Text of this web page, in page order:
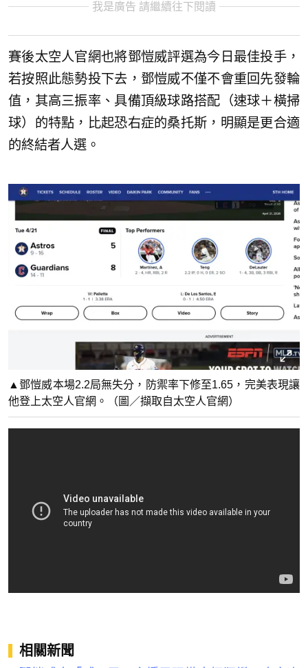
我是廣告 請繼續往下閱讀
賽後太空人官網也將鄧愷威評選為今日最佳投手，
若按照此態勢投下去，鄧愷威不僅不會重回先發輪
值，其高三振率、具備頂級球路搭配（速球＋橫掃
球）的特點，比起恐右症的桑托斯，明顯是更合適
的終結者人選。
▲鄧愷威本場2.2局無失分，防禦率下修至1.65，完美表現讓
他登上太空人官網。（圖／擷取自太空人官網）
相關新聞